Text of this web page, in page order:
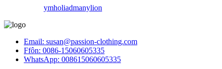
ymholiadmanylion
Email: susan@passion-clothing.com
Ffôn: 0086-15060605335
WhatsApp: 008615060605335